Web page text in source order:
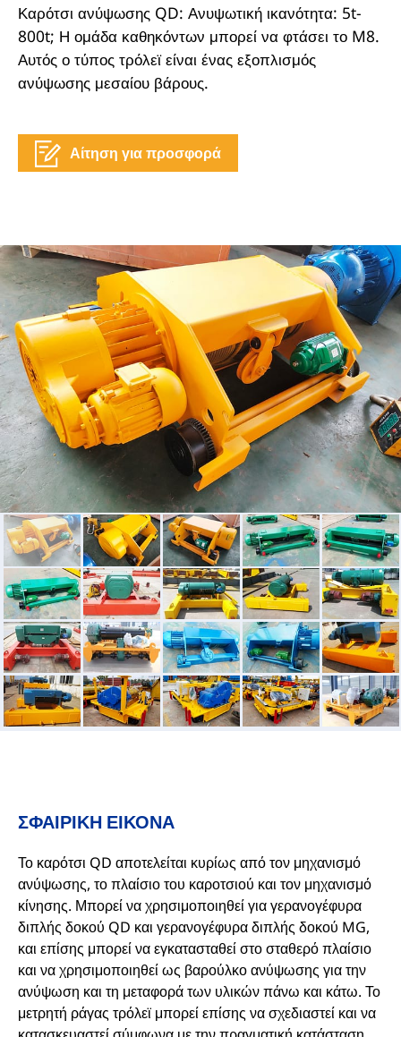
Καρότσι ανύψωσης QD: Ανυψωτική ικανότητα: 5t-
800t; Η ομάδα καθηκόντων μπορεί να φτάσει το M8.
Αυτός ο τύπος τρόλεϊ είναι ένας εξοπλισμός
ανύψωσης μεσαίου βάρους.
Αίτηση για προσφορά
ΣΦΑΙΡΙΚΗ ΕΙΚΟΝΑ
Το καρότσι QD αποτελείται κυρίως από τον μηχανισμό
ανύψωσης, το πλαίσιο του καροτσιού και τον μηχανισμό
κίνησης. Μπορεί να χρησιμοποιηθεί για γερανογέφυρα
διπλής δοκού QD και γερανογέφυρα διπλής δοκού MG,
και επίσης μπορεί να εγκατασταθεί στο σταθερό πλαίσιο
και να χρησιμοποιηθεί ως βαρούλκο ανύψωσης για την
ανύψωση και τη μεταφορά των υλικών πάνω και κάτω. Το
μετρητή ράγας τρόλεϊ μπορεί επίσης να σχεδιαστεί και να